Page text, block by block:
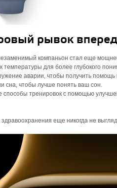
рывок
компаньон стал еще
температуры для более глубокого
аварии, чтобы получить помощь
сна, чтобы лучше понять ваш сон.
способы тренировок с помощью
еще никогда не